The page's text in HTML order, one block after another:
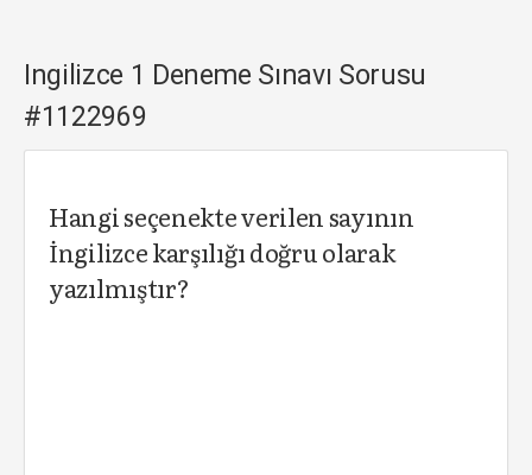
Ingilizce 1 Deneme Sınavı Sorusu
#1122969
Hangi seçenekte verilen sayının
İngilizce karşılığı doğru olarak
yazılmıştır?